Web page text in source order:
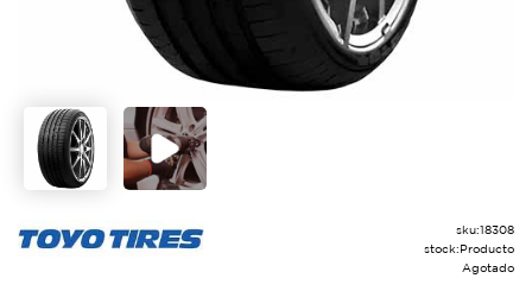
sku:18308
stock:Producto
Agotado